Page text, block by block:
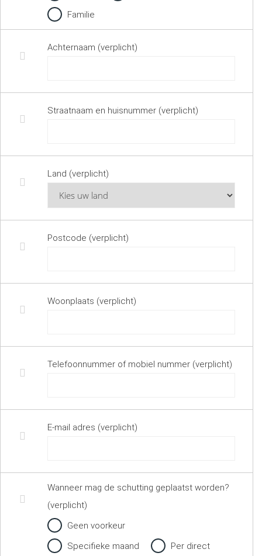
Familie
Achternaam (verplicht)
Straatnaam en huisnummer (verplicht)
Land (verplicht)
Postcode (verplicht)
Woonplaats (verplicht)
Telefoonnummer of mobiel nummer (verplicht)
E-mail adres (verplicht)
Wanneer mag de schutting geplaatst worden?
(verplicht)
Geen voorkeur
Specifieke maand
Per direct